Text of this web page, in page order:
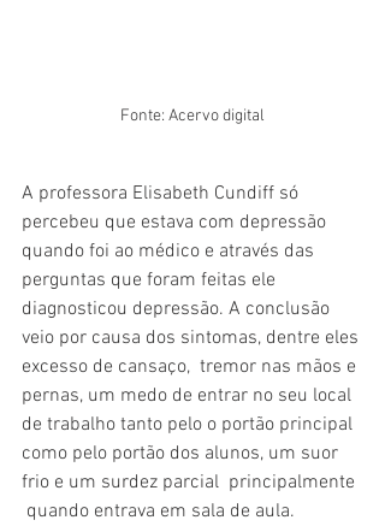
Fonte: Acervo digital
A professora Elisabeth Cundiff só
percebeu que estava com depressão
quando foi ao médico e através das
perguntas que foram feitas ele
diagnosticou depressão. A conclusão
veio por causa dos sintomas, dentre eles
excesso de cansaço,  tremor nas mãos e
pernas, um medo de entrar no seu local
de trabalho tanto pelo o portão principal
como pelo portão dos alunos, um suor
frio e um surdez parcial  principalmente
quando entrava em sala de aula.